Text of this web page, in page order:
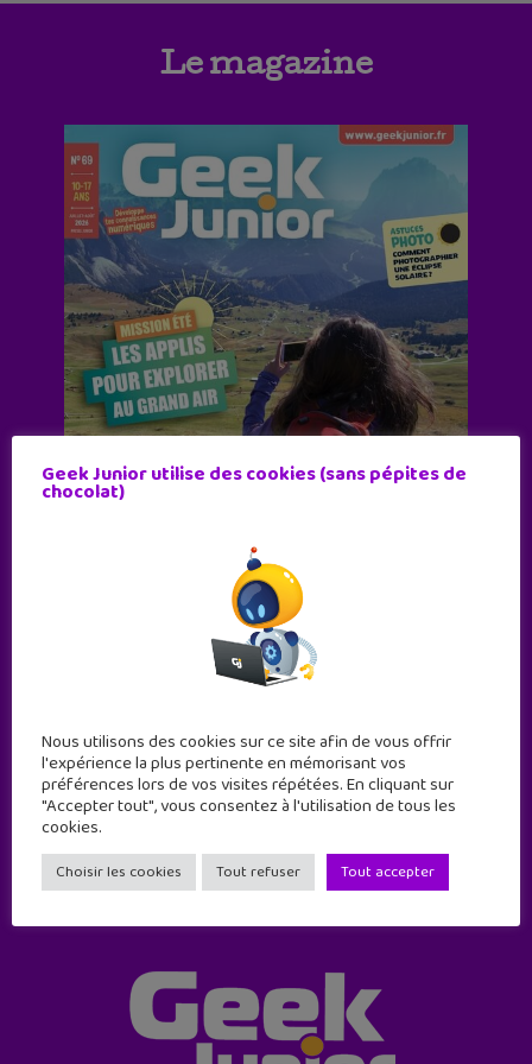
Le magazine
11 numéros par an
Geek Junior utilise des cookies (sans pépites de
chocolat)
Nous utilisons des cookies sur ce site afin de vous offrir
l'expérience la plus pertinente en mémorisant vos
préférences lors de vos visites répétées. En cliquant sur
"Accepter tout", vous consentez à l'utilisation de tous les
cookies.
Choisir les cookies Tout refuser Tout accepter